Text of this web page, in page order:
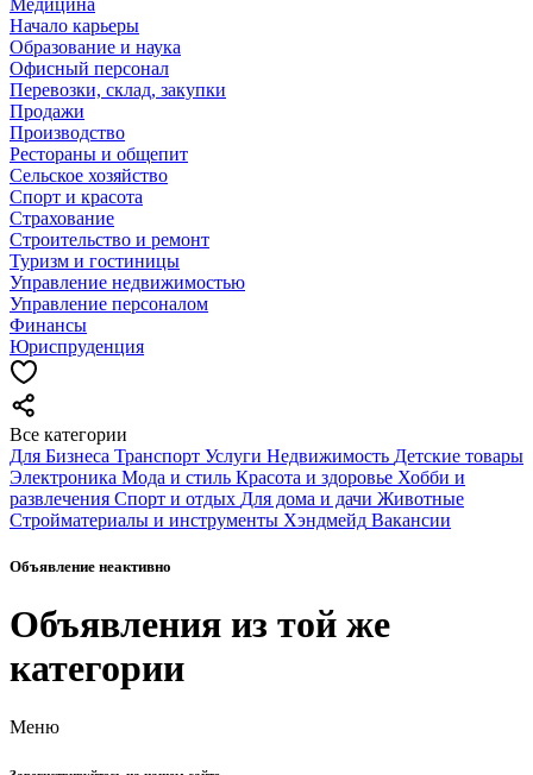
Медицина
Начало карьеры
Образование и наука
Офисный персонал
Перевозки, склад, закупки
Продажи
Производство
Рестораны и общепит
Сельское хозяйство
Спорт и красота
Страхование
Строительство и ремонт
Туризм и гостиницы
Управление недвижимостью
Управление персоналом
Финансы
Юриспруденция
Все категории
Для Бизнеса Транспорт Услуги Недвижимость Детские товары
Электроника Мода и стиль Красота и здоровье Хобби и
развлечения Спорт и отдых Для дома и дачи Животные
Стройматериалы и инструменты Хэндмейд Вакансии
Объявление неактивно
Объявления из той же
категории
Меню